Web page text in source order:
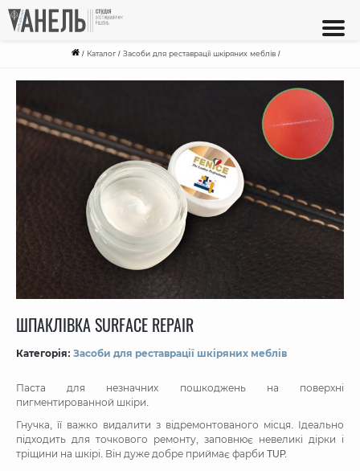
/ Каталог/ Засоби для реставрації шкіряних меблів /
ШПАКЛІВКА SURFACE REPAIR
Категорія: Засоби для реставрації шкіряних меблів
Паста для незначних пошкоджень на поверхні
пигментированной шкіри.
Гнучка, її важко видалити з відремонтованого місця. Ідеально
підходить для точкового ремонту, заповнює невеликі дірки і
тріщини на шкірі. Він дуже добре приймає фарби TUP.